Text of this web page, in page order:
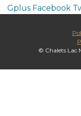
Gplus Facebook
© Chalets Lac